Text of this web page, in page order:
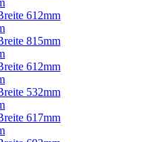
612mm
815mm
612mm
532mm
617mm